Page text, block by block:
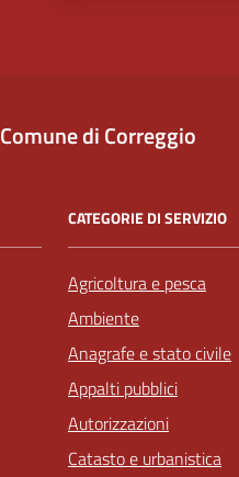
Comune di Correggio
CATEGORIE DI SERVIZIO
Agricoltura e pesca
Ambiente
Anagrafe e stato civile
Appalti pubblici
Autorizzazioni
Catasto e urbanistica